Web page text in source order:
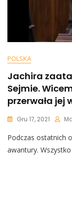
POLSKA
Jachira
Sejmie.
przerwała jej
Gru 17, 2021
Podczas ostatnich
awantury.